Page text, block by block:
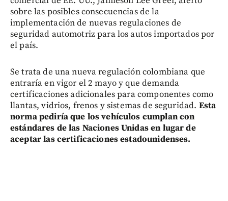
sobre las posibles consecuencias de la
implementación de nuevas regulaciones de
seguridad automotriz para los autos importados por
el país.
Se trata de una nueva regulación colombiana que
entraría en vigor el 2 mayo y que demanda
certificaciones adicionales para componentes como
llantas, vidrios, frenos y sistemas de seguridad. Esta
norma pediría que los vehículos cumplan con
estándares de las Naciones Unidas en lugar de
aceptar las certificaciones estadounidenses.